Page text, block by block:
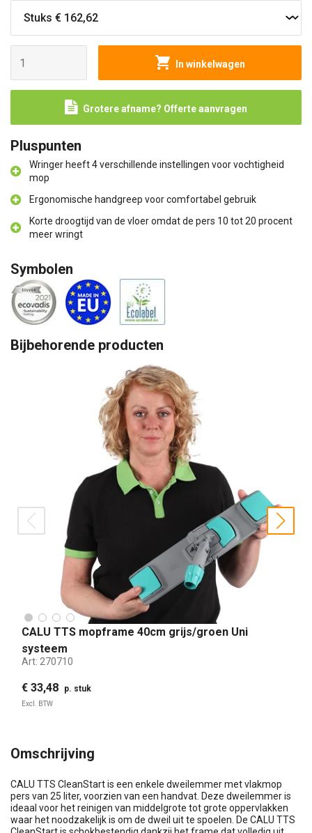
In winkelwagen
Grotere afname? Offerte aanvragen
Pluspunten
Wringer heeft 4 verschillende instellingen voor vochtigheid
mop
Ergonomische handgreep voor comfortabel gebruik
Korte droogtijd van de vloer omdat de pers 10 tot 20 procent
meer wringt
Symbolen
Bijbehorende producten
CALU TTS mopframe 40cm grijs/groen Uni
systeem
Art: 270710
€ 33,48 p. stuk
Excl. BTW
prev next
Omschrijving
CALU TTS CleanStart is een enkele dweilemmer met vlakmop
pers van 25 liter, voorzien van een handvat. Deze dweilemmer is
ideaal voor het reinigen van middelgrote tot grote oppervlakken
waar het noodzakelijk is om de dweil uit te spoelen. De CALU TTS